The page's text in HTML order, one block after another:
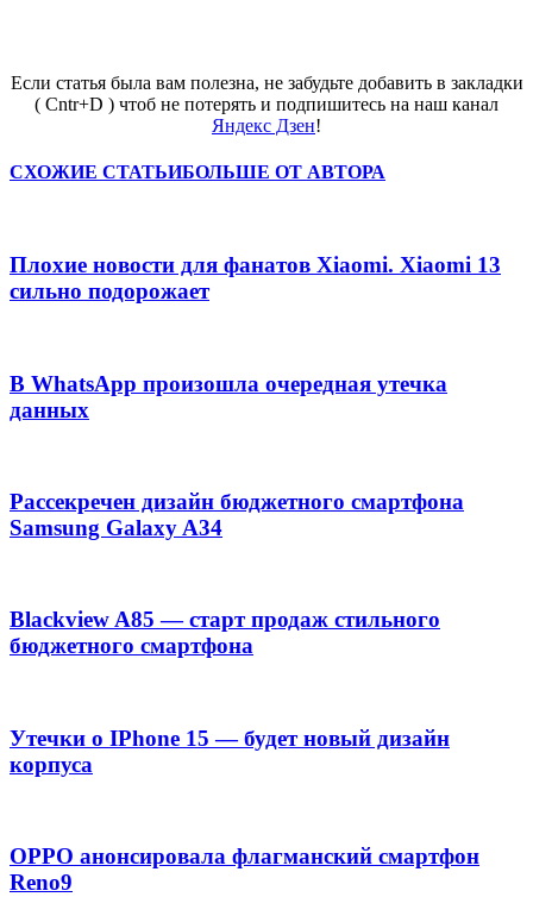
Если статья была вам полезна, не забудьте добавить в закладки
( Cntr+D ) чтоб не потерять и подпишитесь на наш канал
Яндекс Дзен!
СХОЖИЕ СТАТЬИБОЛЬШЕ ОТ АВТОРА
Плохие новости для фанатов Xiaomi. Xiaomi 13
сильно подорожает
В WhatsApp произошла очередная утечка
данных
Рассекречен дизайн бюджетного смартфона
Samsung Galaxy A34
Blackview A85 — старт продаж стильного
бюджетного смартфона
Утечки о IPhone 15 — будет новый дизайн
корпуса
OPPO анонсировала флагманский смартфон
Reno9